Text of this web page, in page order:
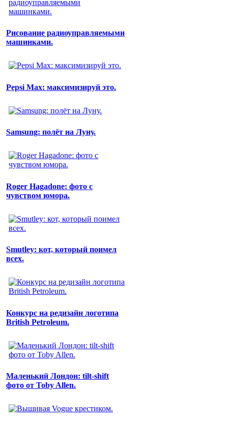
Рисование радиоуправляемыми
машинками.
Pepsi Max: максимизируй это.
Samsung: полёт на Луну.
Roger Hagadone: фото с
чувством юмора.
Smutley: кот, который поимел
всех.
Конкурс на редизайн логотипа
British Petroleum.
Маленький Лондон: tilt-shift
фото от Toby Allen.